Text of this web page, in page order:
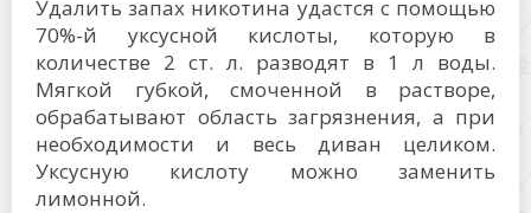
Удалить запах никотина удастся с помощью
70%-й уксусной кислоты, которую в
количестве 2 ст. л. разводят в 1 л воды.
Мягкой губкой, смоченной в растворе,
обрабатывают область загрязнения, а при
необходимости и весь диван целиком.
Уксусную кислоту можно заменить
лимонной.